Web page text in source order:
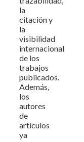
la
citación y
la
visibilidad
internacional
de los
trabajos
publicados.
Además,
los
autores
de
artículos
ya